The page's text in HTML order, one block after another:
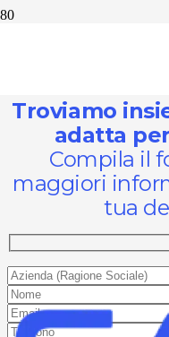
Troviamo
adatta
Compila il
maggiori
tua